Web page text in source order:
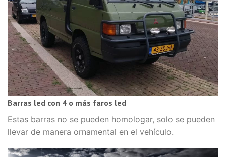
Barras led con 4 o más faros led
Estas barras no se pueden homologar, solo se pueden
llevar de manera ornamental en el vehículo.